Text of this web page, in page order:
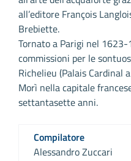
all’editore François
Brebiette.
Tornato a Parigi nel
commissioni per le
Richelieu (Palais Cardinal
Morì nella capitale
settantasette anni.
Compilatore
Alessandro Zuccari